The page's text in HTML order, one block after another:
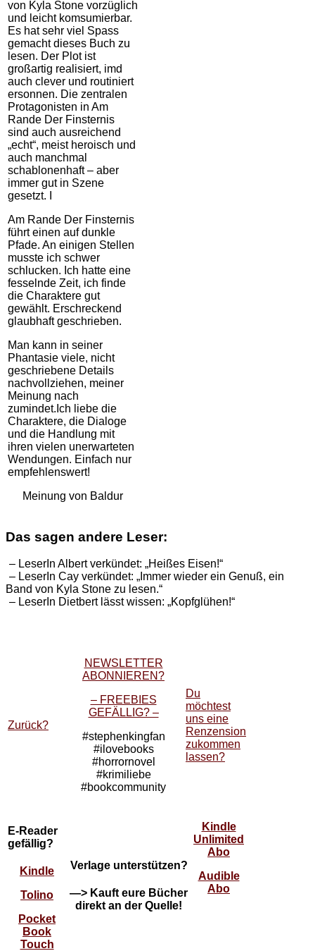
von Kyla Stone vorzüglich
und leicht komsumierbar.
Es hat sehr viel Spass
gemacht dieses Buch zu
lesen. Der Plot ist
großartig realisiert, imd
auch clever und routiniert
ersonnen. Die zentralen
Protagonisten in Am
Rande Der Finsternis
sind auch ausreichend
„echt“, meist heroisch und
auch manchmal
schablonenhaft – aber
immer gut in Szene
gesetzt. I
Am Rande Der Finsternis
führt einen auf dunkle
Pfade. An einigen Stellen
musste ich schwer
schlucken. Ich hatte eine
fesselnde Zeit, ich finde
die Charaktere gut
gewählt. Erschreckend
glaubhaft geschrieben.
Man kann in seiner
Phantasie viele, nicht
geschriebene Details
nachvollziehen, meiner
Meinung nach
zumindet.Ich liebe die
Charaktere, die Dialoge
und die Handlung mit
ihren vielen unerwarteten
Wendungen. Einfach nur
empfehlenswert!
Meinung von Baldur
Das sagen andere Leser:
– LeserIn Albert verkündet: „Heißes Eisen!“
– LeserIn Cay verkündet: „Immer wieder ein Genuß, ein
Band von Kyla Stone zu lesen.“
– LeserIn Dietbert lässt wissen: „Kopfglühen!“
Zurück?
NEWSLETTER
ABONNIEREN?
– FREEBIES
GEFÄLLIG? –
#stephenkingfan
#ilovebooks
#horrornovel
#krimiliebe
#bookcommunity
Du
möchtest
uns eine
Renzension
zukommen
lassen?
E-Reader
gefällig?
Kindle
Tolino
Pocket
Book
Touch
Verlage unterstützen?
—> Kauft eure Bücher
direkt an der Quelle!
Kindle
Unlimited
Abo
Audible
Abo